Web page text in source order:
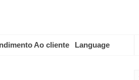
Ao cliente Language